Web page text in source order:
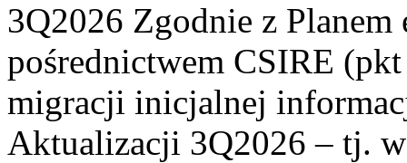
3Q2026 Zgodnie z
pośrednictwem CSIRE
migracji inicjalnej
Aktualizacji 3Q2026 – tj.